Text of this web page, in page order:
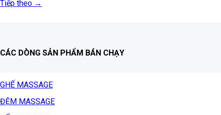
Tiếp theo →
CÁC DÒNG SẢN PHẨM BÁN CHẠY
GHẾ MASSAGE
ĐỆM MASSAGE